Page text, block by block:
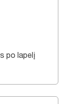
po lapelį